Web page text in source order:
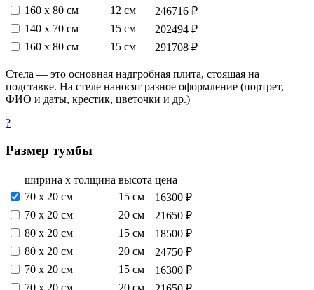
160 х 80 см
12 см
246716 ₽
140 х 70 см
15 см
202494 ₽
160 х 80 см
15 см 291708 ₽
Стела — это основная надгробная плита, стоящая на
подставке. На стеле наносят разное оформление (портрет,
ФИО и даты, крестик, цветочки и др.)
?
Размер тумбы
ширина х толщина высота цена
70 х 20 см
15 см
16300 ₽
70 х 20 см
20 см
21650 ₽
80 х 20 см
15 см
18500 ₽
80 х 20 см
20 см
24750 ₽
70 х 20 см
15 см
16300 ₽
70 х 20 см
20 см